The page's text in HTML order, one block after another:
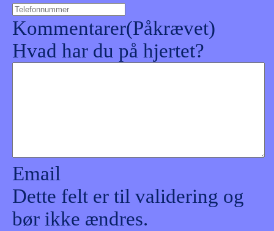
Kommentarer(Påkrævet)
Hvad har du på hjertet?
Email
Dette felt er til validering og
bør ikke ændres.